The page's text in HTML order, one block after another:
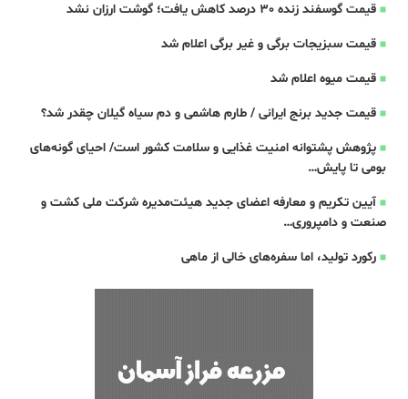
قیمت گوسفند زنده 30 درصد کاهش یافت؛ گوشت ارزان نشد
قیمت سبزیجات برگی و غیر برگی اعلام شد
قیمت میوه اعلام شد
قیمت جدید برنج ایرانی / طارم هاشمی و دم سیاه گیلان چقدر شد؟
پژوهش پشتوانه امنیت غذایی و سلامت کشور است/ احیای گونه‌های
بومی تا پایش…
آیین تکریم و معارفه اعضای جدید هیئت‌مدیره شرکت ملی کشت و
صنعت و دامپروری…
رکورد تولید، اما سفره‌های خالی از ماهی